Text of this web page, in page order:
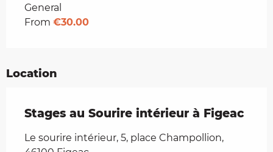
Rates 2026
General
From €30.00
Location
Stages au Sourire intérieur à Figeac
Le sourire intérieur, 5, place Champollion,